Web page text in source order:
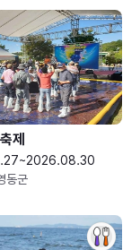
제
동군